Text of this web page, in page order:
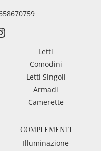
Letti
Comodini
Letti Singoli
Armadi
Camerette
COMPLEMENTI
Illuminazione